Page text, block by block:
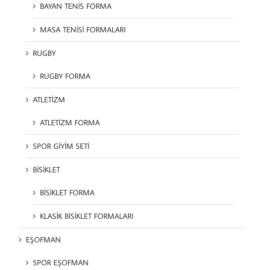
BAYAN TENİS FORMA
MASA TENİSİ FORMALARI
RUGBY
RUGBY FORMA
ATLETİZM
ATLETİZM FORMA
SPOR GİYİM SETİ
BİSİKLET
BİSİKLET FORMA
KLASİK BİSİKLET FORMALARI
EŞOFMAN
SPOR EŞOFMAN